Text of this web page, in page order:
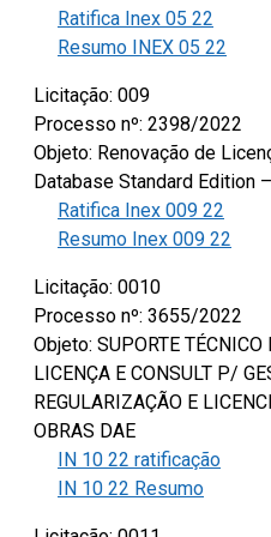
Ratifica Inex 05 22
Resumo INEX 05 22
Licitação: 009
Processo nº: 2398/2022
Objeto: Renovação de
Database Standard Edition
Ratifica Inex 009 22
Resumo Inex 009 22
Licitação: 0010
Processo nº: 3655/2022
Objeto: SUPORTE TÉCNICO
LICENÇA E CONSULT P/
REGULARIZAÇÃO E
OBRAS DAE
IN 10 22 ratificação
IN 10 22 Resumo